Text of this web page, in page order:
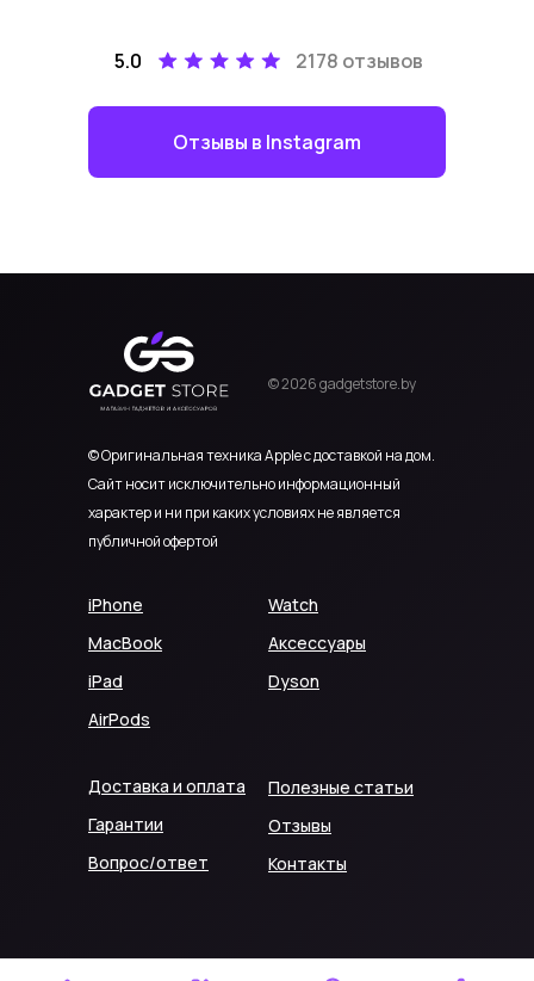
2178 отзывов
Отзывы в Instagram
5.0
© 2026 gadgetstore.by
Доставка и оплата
Гарантии
Полезные статьи
Вопрос/ответ
Отзывы
Контакты
© Оригинальная техника Apple с доставкой на дом.
Сайт носит исключительно информационный
характер и ни при каких условиях не является
публичной офертой
Dyson
Аксессуары
Watch
AirPods
iPad
MacBook
iPhone